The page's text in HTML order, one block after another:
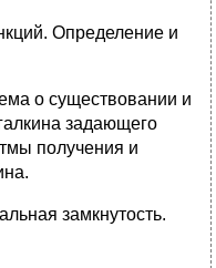
Определение и
о существовании и
задающего
получения и
замкнутость.